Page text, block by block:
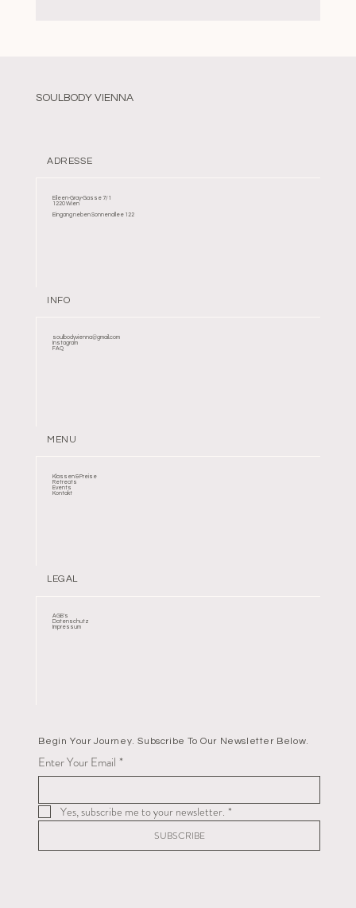
SOULBODY VIENNA
ADRESSE
Eileen-Gray-Gasse 7/1
1220 Wien
Eingang neben Sonnenallee 122
INFO
soulbodyvienna@gmail.com
Instagram
FAQ
MENU
Klassen & Preise
Retreats
Events
Kontakt
LEGAL
AGB's
Datenschutz
Impressum
Begin Your Journey. Subscribe To Our Newsletter Below.
Enter Your Email *
Yes, subscribe me to your newsletter. *
SUBSCRIBE